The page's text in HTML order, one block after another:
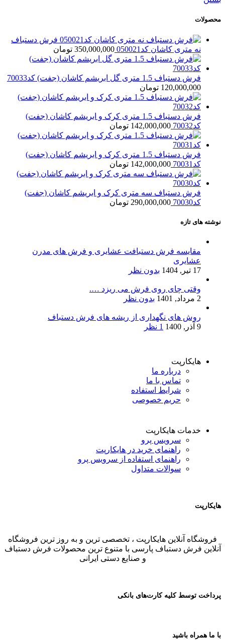
محصولات
فرش دستباف
نه متری کاشان کد050021
350,000,000 تومان
فرش دستباف 1.5 متری گل ابریشم کاشان (جفت) کد70033
120,000,000 تومان
فرش دستباف 1.5 متری کرک و ابریشم کاشان (جفت)
کد70032
142,000,000 تومان
فرش دستباف 1.5 متری کرک و ابریشم کاشان (جفت)
کد70031
142,000,000 تومان
فرش دستباف سه متری کرک و ابریشم کاشان (جفت)
کد70030
290,000,000 تومان
نوشته های تازه
مقایسه فرش دستبافت عشایری و فرش های مدرن
عشایری
17 تیر, 1404
بدون نظر
وقتی چای روی فرش می ریزد ….
2 مرداد, 1401
بدون نظر
روش های نگهداری از ریشه های فرش دستباف
9 آذر, 1400
1 نظر
هایکارپت
درباره ما
تماس با ما
شرایط استفاده
حریم خصوصی
خدمات هایکارپت
سرویس پرو
راهنمای خرید در هایکارپت
راهنمای استفاده از سرویس پرو
سوالات متداول
هایکارپت
فروشگاه آنلاین هایکارپت ، تخصصی ترین و به روز ترین فروشگاه
آنلاین فرش دستباف پارسی با متنوع ترین محصولات فرش دستباف
و صنایع دستی ایرانی
پرداخت توسط کلیه کارت‌های بانکی
با ما همراه باشید